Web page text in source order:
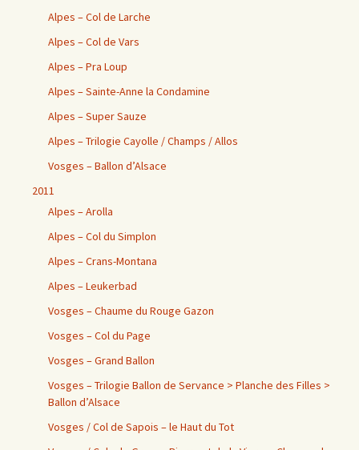
Alpes – Col de Larche
Alpes – Col de Vars
Alpes – Pra Loup
Alpes – Sainte-Anne la Condamine
Alpes – Super Sauze
Alpes – Trilogie Cayolle / Champs / Allos
Vosges – Ballon d’Alsace
2011
Alpes – Arolla
Alpes – Col du Simplon
Alpes – Crans-Montana
Alpes – Leukerbad
Vosges – Chaume du Rouge Gazon
Vosges – Col du Page
Vosges – Grand Ballon
Vosges – Trilogie Ballon de Servance > Planche des Filles >
Ballon d’Alsace
Vosges / Col de Sapois – le Haut du Tot